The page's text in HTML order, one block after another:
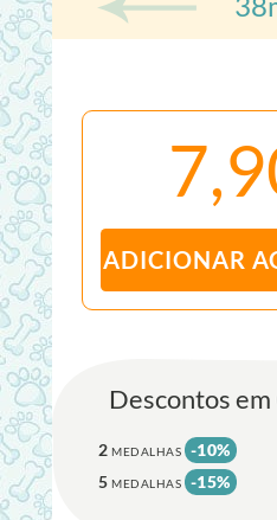
ADICIONAR
Descontos
2 MEDALHAS -10%
5 MEDALHAS -15%